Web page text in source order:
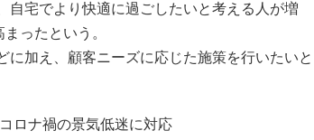
宅でより快適に過ごしたいと考える人が増
ったという。
加え、顧客ニーズに応じた施策を行いたいと
ロナ禍の景気低迷に対応